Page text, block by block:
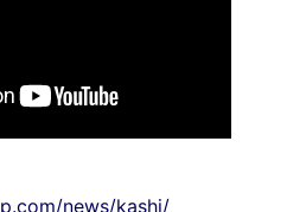
news/kashi/